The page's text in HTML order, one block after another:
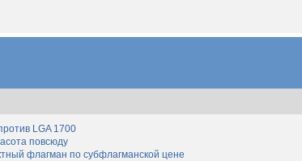
LGA 1700
повсюду
флагман по субфлагманской цене